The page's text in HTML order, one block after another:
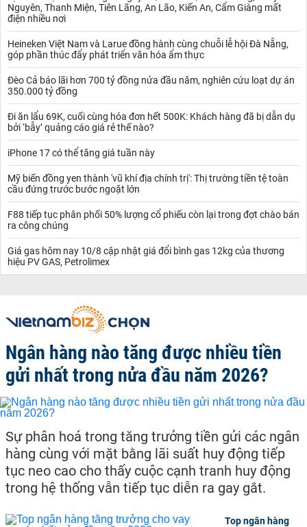
Nga vừa công nhận đã khẩn cầu Nga đưa quân đội tới giúp vì lo
ngại chính phủ Ukraine sắp tấn công.
Sáng sớm 24/2, Tổng thống Nga Putin đã ra lệnh cho quân đội
tiến đánh các mục tiêu quân sự của Ukraine. Lãnh đạo Mỹ, châu
Âu và nhiều quốc gia khác đã lên án mạnh mẽ hành động của
Nguyên, Thanh Miện, Tiên Lãng, An Lão, Kiến An, Cẩm Giàng mất
điện nhiều nơi
Heineken Việt Nam và Larue đồng hành cùng chuỗi lễ hội Đà Nẵng,
góp phần thúc đẩy phát triển văn hóa ẩm thực
Đèo Cả báo lãi hơn 700 tỷ đồng nửa đầu năm, nghiên cứu loạt dự án
350.000 tỷ đồng
Đi ăn lẩu 69K, cuối cùng hóa đơn hết 500K: Khách hàng đã bị dẫn dụ
bởi ‘bẫy’ quảng cáo giá rẻ thế nào?
iPhone 17 có thể tăng giá tuần này
Mỹ biến đồng yen thành 'vũ khí địa chính trị': Thị trường tiền tệ toàn
cầu đứng trước bước ngoặt lớn
F88 tiếp tục phân phối 50% lượng cổ phiếu còn lại trong đợt chào bán
ra công chúng
Giá gas hôm nay 10/8 cập nhật giá đổi bình gas 12kg của thương
hiệu PV GAS, Petrolimex
Ngân hàng nào tăng được nhiều tiền
gửi nhất trong nửa đầu năm 2026?
Sự phân hoá trong tăng trưởng tiền gửi các ngân
hàng cùng với mặt bằng lãi suất huy động tiếp
tục neo cao cho thấy cuộc cạnh tranh huy động
trong hệ thống vẫn tiếp tục diễn ra gay gắt.
Top ngân hàng